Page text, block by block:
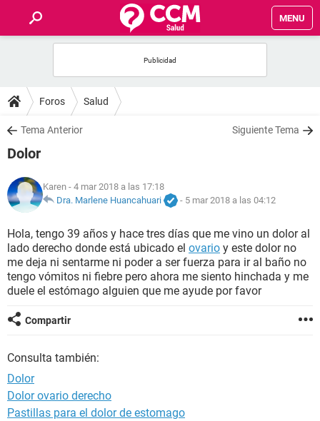
MENU
FOROS
SALUD
NUTRICIÓN
BIENESTAR
SEXUALIDAD
GLOSARIO
Foros Salud
Tema Anterior Siguiente Tema
Dolor
Karen - 4 mar 2018 a las 17:18
Dra. Marlene Huancahuari
- 5 mar 2018 a las 04:12
Hola, tengo 39 años y hace tres días que me vino un dolor al
lado derecho donde está ubicado el ovario y este dolor no
me deja ni sentarme ni poder a ser fuerza para ir al baño no
tengo vómitos ni fiebre pero ahora me siento hinchada y me
duele el estómago alguien que me ayude por favor
Compartir
Consulta también:
Dolor
Dolor ovario derecho
Pastillas para el dolor de estomago